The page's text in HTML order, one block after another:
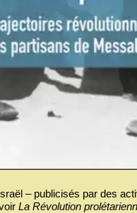
– publicisés par des
La Révolution